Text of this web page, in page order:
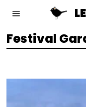
Festival